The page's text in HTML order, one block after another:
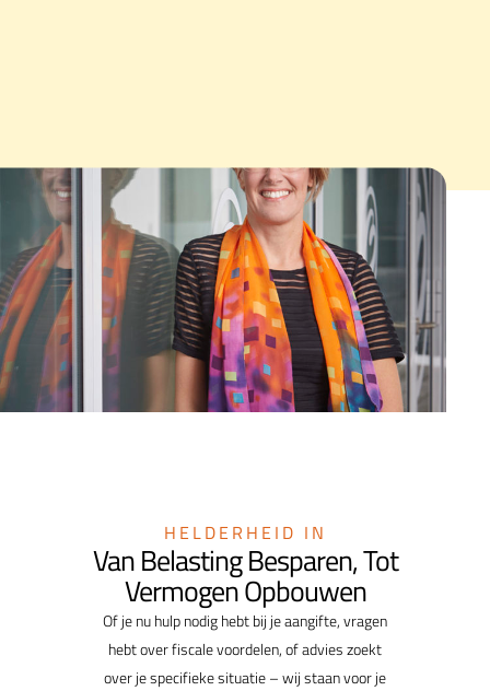
HELDERHEID IN
Van Belasting Besparen, Tot
Vermogen Opbouwen
Of je nu hulp nodig hebt bij je aangifte, vragen
hebt over fiscale voordelen, of advies zoekt
over je specifieke situatie – wij staan voor je